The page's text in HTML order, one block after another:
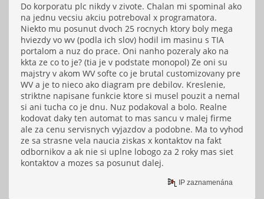
Do korporatu plc nikdy v zivote. Chalan mi spominal ako
na jednu vecsiu akciu potreboval x programatora.
Niekto mu posunut dvoch 25 rocnych ktory boly mega
hviezdy vo wv (podla ich slov) hodil im masinu s TIA
portalom a nuz do prace. Oni nanho pozeraly ako na
kkta ze co to je? (tia je v podstate monopol) Ze oni su
majstry v akom WV softe co je brutal customizovany pre
WV a je to nieco ako diagram pre debilov. Kreslenie,
striktne napisane funkcie ktore si musel pouzit a nemal
si ani tucha co je dnu. Nuz podakoval a bolo. Realne
kodovat daky ten automat to mas sancu v malej firme
ale za cenu servisnych vyjazdov a podobne. Ma to vyhod
ze sa strasne vela naucia ziskas x kontaktov na fakt
odbornikov a ak nie si uplne lobogo za 2 roky mas siet
kontaktov a mozes sa posunut dalej.
IP zaznamenána